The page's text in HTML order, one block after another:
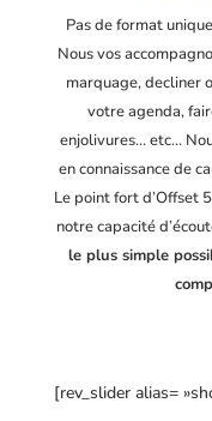
Pas de format
Nous vos
marquage, decliner
votre agenda,
enjolivures… etc…
en connaissance de
Le point fort d’Offset
notre capacité
le plus simple
[rev_slider alias=